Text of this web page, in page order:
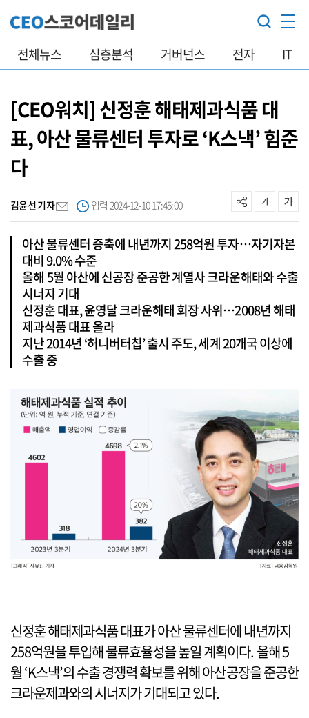
전체뉴스 심층분석 거버넌스 전자 IT
[CEO워치] 신정훈 해태제과식품 대
표, 아산 물류센터 투자로 ‘K스낵’ 힘준
다
김윤선 기자 입력 2024-12-10 17:45:00
아산 물류센터 증축에 내년까지 258억원 투자…자기자본
대비 9.0% 수준
올해 5월 아산에 신공장 준공한 계열사 크라운해태와 수출
시너지 기대
신정훈 대표, 윤영달 크라운해태 회장 사위…2008년 해태
제과식품 대표 올라
지난 2014년 ‘허니버터칩’ 출시 주도, 세계 20개국 이상에
수출 중
신정훈 해태제과식품 대표가 아산 물류센터에 내년까지
258억원을 투입해 물류효율성을 높일 계획이다. 올해 5
월 ‘K스낵’의 수출 경쟁력 확보를 위해 아산공장을 준공한
크라운제과와의 시너지가 기대되고 있다.